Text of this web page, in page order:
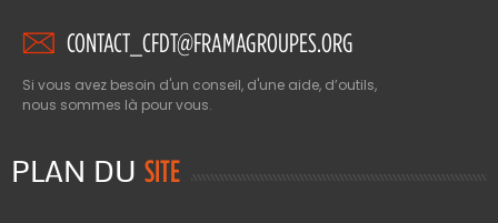
CONTACT_CFDT@FRAMAGROUPES.ORG
Si vous avez besoin d'un conseil, d'une aide, d’outils,
nous sommes là pour vous.
PLAN DU SITE